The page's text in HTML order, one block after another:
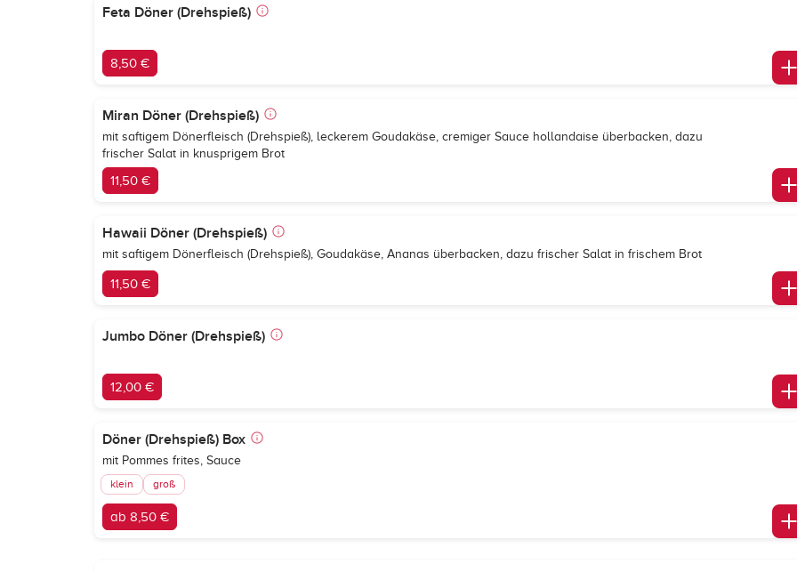
Feta Döner (Drehspieß)
8,50 €
Miran Döner (Drehspieß)
mit saftigem Dönerfleisch (Drehspieß), leckerem Goudakäse, cremiger Sauce hollandaise überbacken, dazu
frischer Salat in knusprigem Brot
11,50 €
Hawaii Döner (Drehspieß)
mit saftigem Dönerfleisch (Drehspieß), Goudakäse, Ananas überbacken, dazu frischer Salat in frischem Brot
11,50 €
Jumbo Döner (Drehspieß)
12,00 €
Döner (Drehspieß) Box
mit Pommes frites, Sauce
klein groß
ab 8,50 €